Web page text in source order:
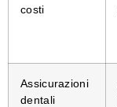
costi
Assicurazioni
dentali